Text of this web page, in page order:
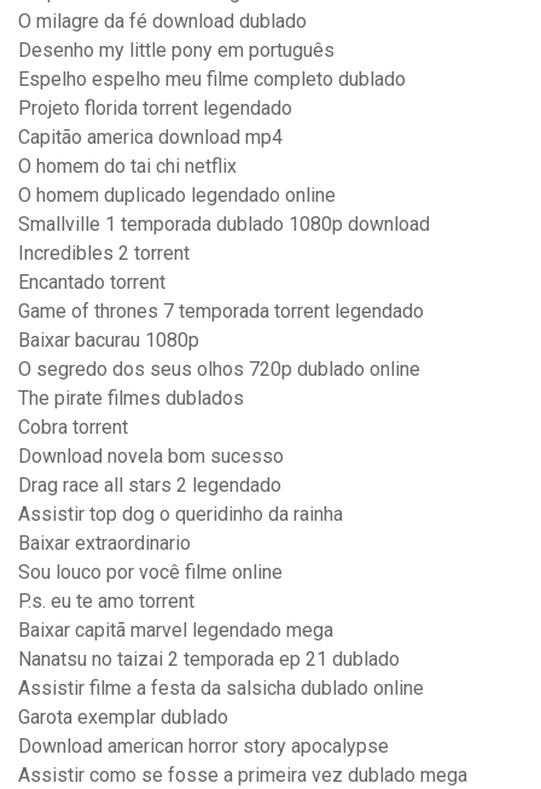
O milagre da fé download dublado
Desenho my little pony em português
Espelho espelho meu filme completo dublado
Projeto florida torrent legendado
Capitão america download mp4
O homem do tai chi netflix
O homem duplicado legendado online
Smallville 1 temporada dublado 1080p download
Incredibles 2 torrent
Encantado torrent
Game of thrones 7 temporada torrent legendado
Baixar bacurau 1080p
O segredo dos seus olhos 720p dublado online
The pirate filmes dublados
Cobra torrent
Download novela bom sucesso
Drag race all stars 2 legendado
Assistir top dog o queridinho da rainha
Baixar extraordinario
Sou louco por você filme online
P.s. eu te amo torrent
Baixar capitã marvel legendado mega
Nanatsu no taizai 2 temporada ep 21 dublado
Assistir filme a festa da salsicha dublado online
Garota exemplar dublado
Download american horror story apocalypse
Assistir como se fosse a primeira vez dublado mega